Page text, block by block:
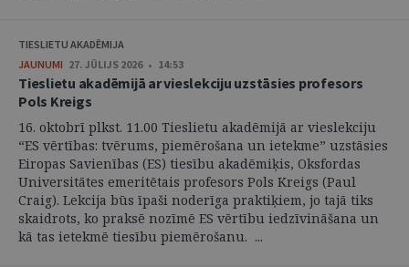
TIESLIETU AKADĒMIJA
JAUNUMI 27. JŪLIJS 2026 • 14:53
Tieslietu akadēmijā ar vieslekciju uzstāsies profesors
Pols Kreigs
16. oktobrī plkst. 11.00 Tieslietu akadēmijā ar vieslekciju
“ES vērtības: tvērums, piemērošana un ietekme” uzstāsies
Eiropas Savienības (ES) tiesību akadēmiķis, Oksfordas
Universitātes emeritētais profesors Pols Kreigs (Paul
Craig). Lekcija būs īpaši noderīga praktiķiem, jo tajā tiks
skaidrots, ko praksē nozīmē ES vērtību iedzīvināšana un
kā tas ietekmē tiesību piemērošanu. ...